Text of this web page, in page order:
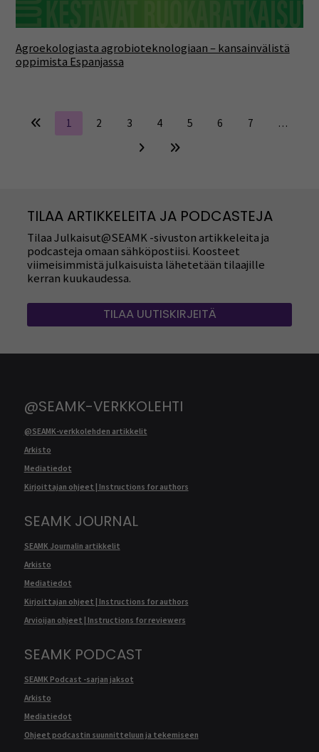
Agroekologiasta agrobioteknologiaan – kansainvälistä
oppimista Espanjassa
1 2 3 4 5 6 7 …
TILAA ARTIKKELEITA JA PODCASTEJA
Tilaa Julkaisut@SEAMK -sivuston artikkeleita ja
podcasteja omaan sähköpostiisi. Koosteet
viimeisimmistä julkaisuista lähetetään tilaajille
kerran kuukaudessa.
TILAA UUTISKIRJEITÄ
@SEAMK-VERKKOLEHTI
@SEAMK-verkkolehden artikkelit
Arkisto
Mediatiedot
Kirjoittajan ohjeet | Instructions for authors
SEAMK JOURNAL
SEAMK Journalin artikkelit
Arkisto
Mediatiedot
Kirjoittajan ohjeet | Instructions for authors
Arvioijan ohjeet | Instructions for reviewers
SEAMK PODCAST
SEAMK Podcast -sarjan jaksot
Arkisto
Mediatiedot
Ohjeet podcastin suunnitteluun ja tekemiseen